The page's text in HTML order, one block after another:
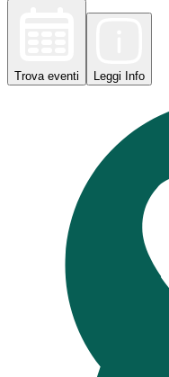
Trova eventi Leggi Info